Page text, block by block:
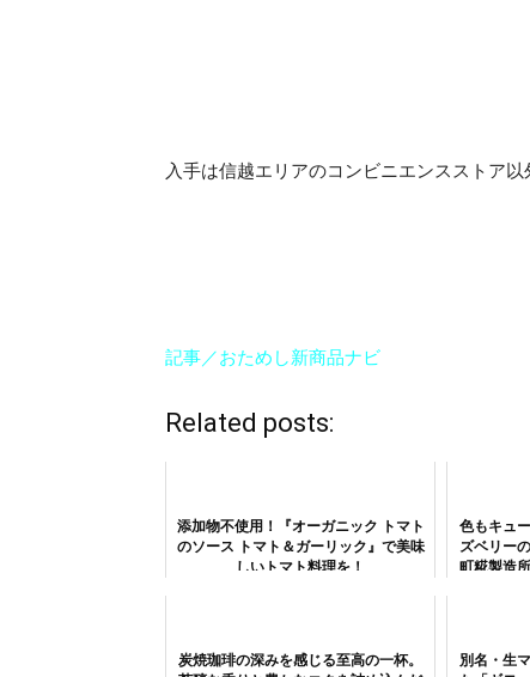
入手は信越エリアのコンビニエンスストア以
記事／おためし新商品ナビ
Related posts:
添加物不使用！『オーガニック トマト
のソース トマト＆ガーリック』で美味
しいトマト料理を！
色もキュ
ズベリー
町糀製造
炭焼珈琲の深みを感じる至高の一杯。
別名・生